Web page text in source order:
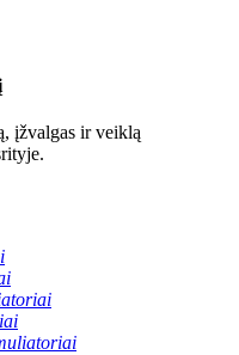
įžvalgas ir veiklą